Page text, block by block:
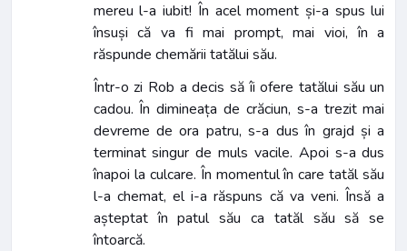
mereu l-a iubit! În acel moment și-a spus lui
însuși că va fi mai prompt, mai vioi, în a
răspunde chemării tatălui său.
Într-o zi Rob a decis să îi ofere tatălui său un
cadou. În dimineața de crăciun, s-a trezit mai
devreme de ora patru, s-a dus în grajd și a
terminat singur de muls vacile. Apoi s-a dus
înapoi la culcare. În momentul în care tatăl său
l-a chemat, el i-a răspuns că va veni. Însă a
așteptat în patul său ca tatăl său să se
întoarcă.